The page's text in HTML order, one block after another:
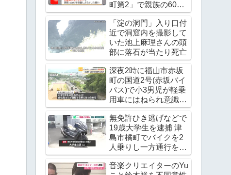
町第2」で親族の60代
男性の腹をチェーンソ
ーで刺す
「淀の洞門」入り口付
近で洞窟内を撮影して
いた池上麻理さんの頭
部に落石が当たり死亡
深夜2時に福山市赤坂
町の国道2号(赤坂バイ
パス)で小3男児が軽乗
用車にはねられ意識不
明の重体
無免許ひき逃げなどで
19歳大学生を逮捕 津
島市橘町でバイクを2
人乗りし一方通行を逆
走 ワンボックスカーと
衝突し逃走
音楽クリエイターのYu